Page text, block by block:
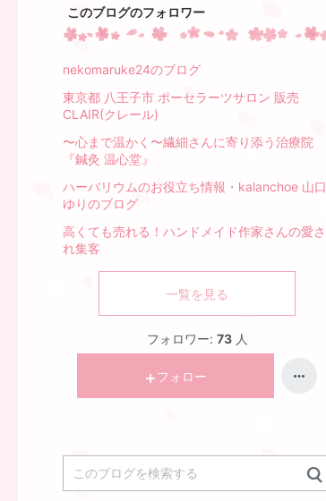
このブログのフォロワー
nekomaruke24のブログ
東京都 八王子市 ポーセラーツサロン 販売
CLAIR(クレール)
〜心まで温かく〜繊細さんに寄り添う治療院
『鍼灸 温心堂』
ハーバリウムのお役立ち情報・kalanchoe 山口
ゆりのブログ
高くても売れる！ハンドメイド作家さんの愛さ
れ集客
一覧を見る
フォロワー: 73 人
フォロー